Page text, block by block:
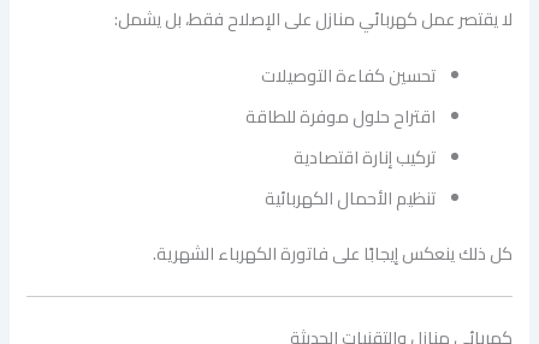
لا يقتصر عمل كهربائي منازل على الإصلاح فقط، بل يشمل:
تحسين كفاءة التوصيلات
اقتراح حلول موفرة للطاقة
تركيب إنارة اقتصادية
تنظيم الأحمال الكهربائية
كل ذلك ينعكس إيجابًا على فاتورة الكهرباء الشهرية.